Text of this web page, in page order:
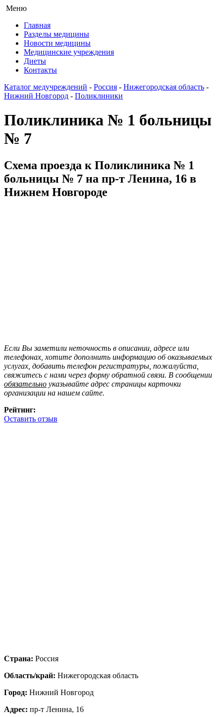
Меню
Главная
Разделы медицины
Новости медицины
Медицинские учреждения
Диеты
Контакты
Каталог медучреждений - Россия - Нижегородская область -
Нижний Новгород - Поликлиники
Поликлиника № 1 больницы
№ 7
Схема проезда к Поликлиника № 1
больницы № 7 на пр-т Ленина, 16 в
Нижнем Новгороде
Если Вы заметили неточность в описании, адресе или
телефонах, хотите дополнить информацию об оказываемых
услугах, добавить телефон регистратуры, пожалуйста,
свяжитесь с нами через форму обратной связи. В сообщении
обязательно указывайте адрес страницы карточки
организации на нашем сайте.
Рейтинг:
Оставить отзыв
Страна: Россия
Область/край: Нижегородская область
Город: Нижний Новгород
Адрес: пр-т Ленина, 16